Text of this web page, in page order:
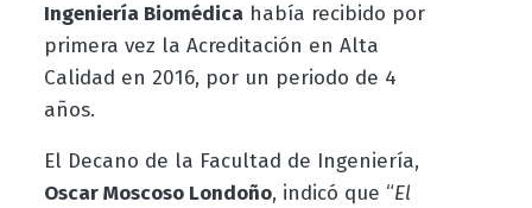
Ingeniería Biomédicahabía recibido por
primera vez la Acreditación en Alta
Calidad en 2016, por un periodo de 4
años.
El Decano de la Facultad de Ingeniería,
Oscar Moscoso Londoño, indicó que “El